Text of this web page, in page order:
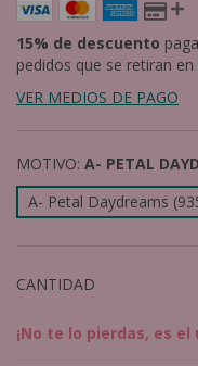
15% de descuento
pedidos que se retiran
VER MEDIOS DE PAGO
MOTIVO: A- PETAL
A- Petal Daydreams
CANTIDAD
¡No te lo pierdas, es el